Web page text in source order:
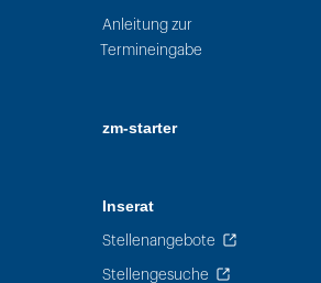
Anleitung zur
Termineingabe
zm-starter
Inserat
Stellenangebote
Stellengesuche